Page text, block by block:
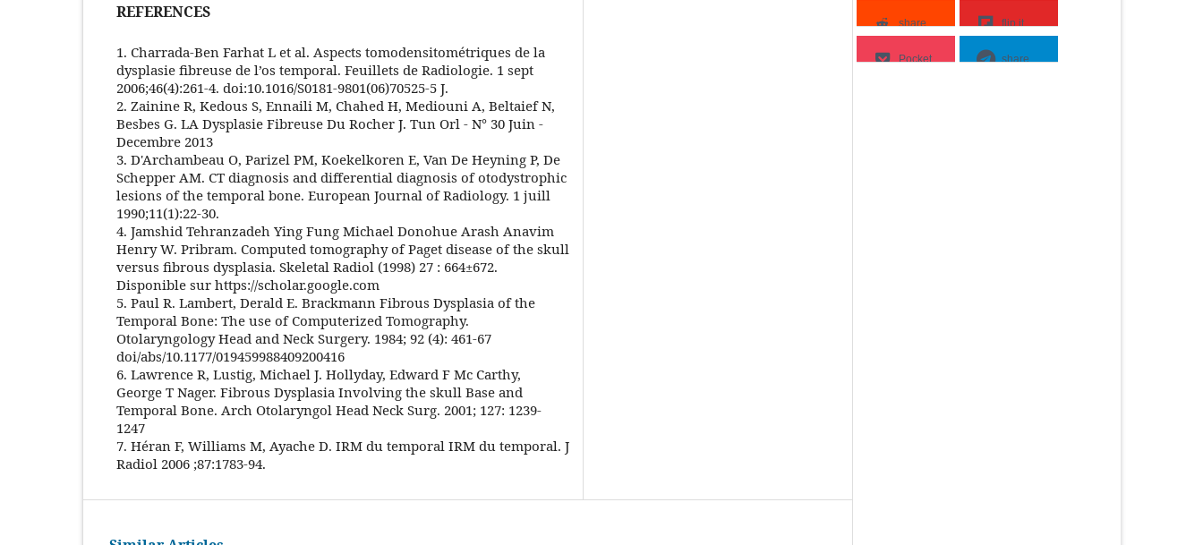
REFERENCES
1. Charrada-Ben Farhat L et al. Aspects tomodensitométriques de la
dysplasie fibreuse de l’os temporal. Feuillets de Radiologie. 1 sept
2006;46(4):261‑4. doi:10.1016/S0181-9801(06)70525-5 J.
2. Zainine R, Kedous S, Ennaili M, Chahed H, Mediouni A, Beltaief N,
Besbes G. LA Dysplasie Fibreuse Du Rocher J. Tun Orl - N° 30 Juin -
Decembre 2013
3. D'Archambeau O, Parizel PM, Koekelkoren E, Van De Heyning P, De
Schepper AM. CT diagnosis and differential diagnosis of otodystrophic
lesions of the temporal bone. European Journal of Radiology. 1 juill
1990;11(1):22‑30.
4. Jamshid Tehranzadeh Ying Fung Michael Donohue Arash Anavim
Henry W. Pribram. Computed tomography of Paget disease of the skull
versus fibrous dysplasia. Skeletal Radiol (1998) 27 : 664±672.
Disponible sur https://scholar.google.com
5. Paul R. Lambert, Derald E. Brackmann Fibrous Dysplasia of the
Temporal Bone: The use of Computerized Tomography.
Otolaryngology Head and Neck Surgery. 1984; 92 (4): 461-67
doi/abs/10.1177/019459988409200416
6. Lawrence R, Lustig, Michael J. Hollyday, Edward F Mc Carthy,
George T Nager. Fibrous Dysplasia Involving the skull Base and
Temporal Bone. Arch Otolaryngol Head Neck Surg. 2001; 127: 1239-
1247
7. Héran F, Williams M, Ayache D. IRM du temporal IRM du temporal. J
Radiol 2006 ;87:1783-94.
share flip it
Pocket share